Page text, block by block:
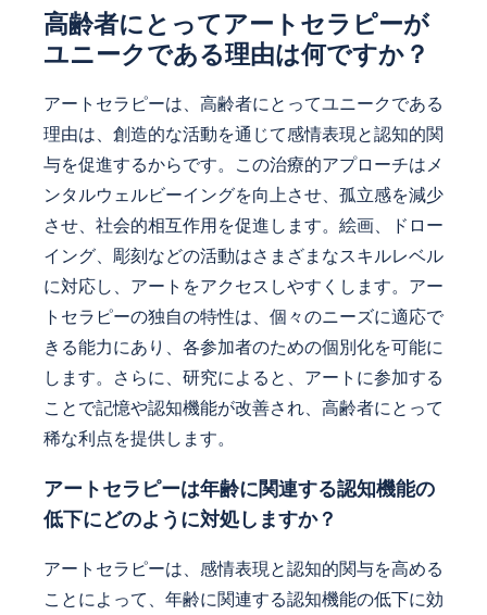
高齢者にとってアートセラピーが
ユニークである理由は何ですか？
アートセラピーは、高齢者にとってユニークである
理由は、創造的な活動を通じて感情表現と認知的関
与を促進するからです。この治療的アプローチはメ
ンタルウェルビーイングを向上させ、孤立感を減少
させ、社会的相互作用を促進します。絵画、ドロー
イング、彫刻などの活動はさまざまなスキルレベル
に対応し、アートをアクセスしやすくします。アー
トセラピーの独自の特性は、個々のニーズに適応で
きる能力にあり、各参加者のための個別化を可能に
します。さらに、研究によると、アートに参加する
ことで記憶や認知機能が改善され、高齢者にとって
稀な利点を提供します。
アートセラピーは年齢に関連する認知機能の
低下にどのように対処しますか？
アートセラピーは、感情表現と認知的関与を高める
ことによって、年齢に関連する認知機能の低下に効